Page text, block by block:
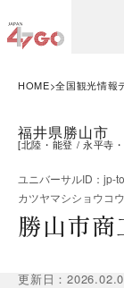
HOME 全国観光情報
福井県勝山市
[北陸・能登 永平寺
ユニバーサルID ： jp-
カツヤマシショウコ
勝山市
更新日 ：